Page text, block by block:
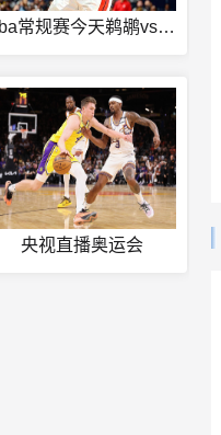
nba常规赛今天鹈鹕vs爵士全场回放
央视直播奥运会